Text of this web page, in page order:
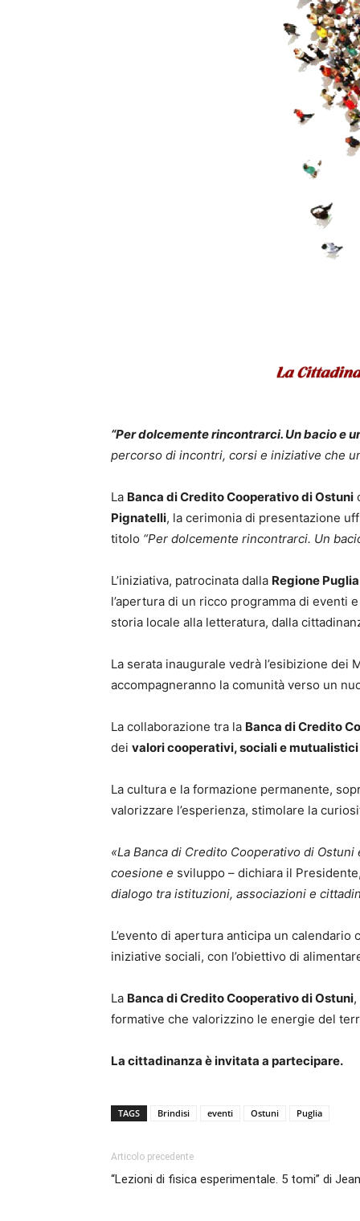
“Per dolcemente rincontrarci. Un bacio e
percorso di incontri, corsi e iniziative che
La Banca di Credito Cooperativo di Ostuni
Pignatelli, la cerimonia di presentazione
titolo “Per dolcemente rincontrarci. Un
L’iniziativa, patrocinata dalla Regione Puglia
l’apertura di un ricco programma di eventi
storia locale alla letteratura, dalla
La serata inaugurale vedrà l’esibizione dei
accompagneranno la comunità verso un
La collaborazione tra la Banca di Credito
dei valori cooperativi, sociali e mutualistici
La cultura e la formazione permanente,
valorizzare l’esperienza, stimolare la
«La Banca di Credito Cooperativo di
coesione e sviluppo – dichiara il
dialogo tra istituzioni, associazioni e
L’evento di apertura anticipa un
iniziative sociali, con l’obiettivo di
La Banca di Credito Cooperativo di Ostuni
formative che valorizzino le energie del
La cittadinanza è invitata a partecipare.
TAGS Brindisi eventi Ostuni Puglia
Articolo precedente
“Lezioni di fisica esperimentale. 5 tomi” di